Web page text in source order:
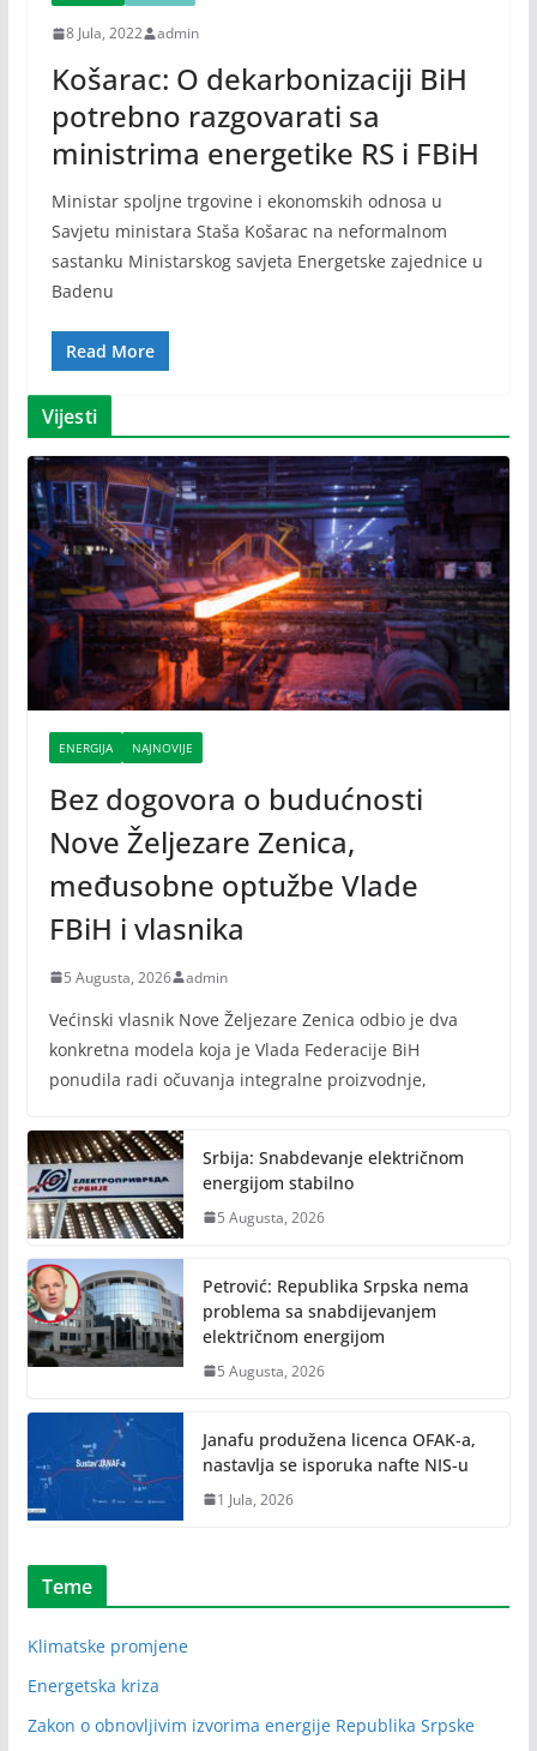
8 Jula, 2022 admin
Košarac: O dekarbonizaciji BiH
potrebno razgovarati sa
ministrima energetike RS i FBiH
Ministar spoljne trgovine i ekonomskih odnosa u
Savjetu ministara Staša Košarac na neformalnom
sastanku Ministarskog savjeta Energetske zajednice u
Badenu
Read More
Vijesti
ENERGIJA NAJNOVIJE
Bez dogovora o budućnosti
Nove Željezare Zenica,
međusobne optužbe Vlade
FBiH i vlasnika
5 Augusta, 2026 admin
Većinski vlasnik Nove Željezare Zenica odbio je dva
konkretna modela koja je Vlada Federacije BiH
ponudila radi očuvanja integralne proizvodnje,
Srbija: Snabdevanje električnom
energijom stabilno
5 Augusta, 2026
Petrović: Republika Srpska nema
problema sa snabdijevanjem
električnom energijom
5 Augusta, 2026
Janafu produžena licenca OFAK-a,
nastavlja se isporuka nafte NIS-u
1 Jula, 2026
Teme
Klimatske promjene
Energetska kriza
Zakon o obnovljivim izvorima energije Republika Srpske